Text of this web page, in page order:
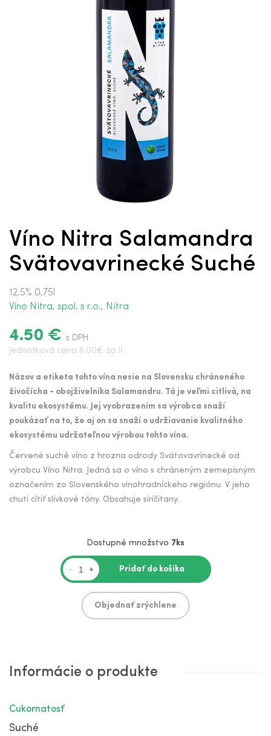
Víno Nitra Salamandra
Svätovavrinecké Suché
12,5% 0,75l
Víno Nitra, spol. s r.o., Nitra
4.50 € s DPH
Jednotková cena 6.00€ za 1l
Názov a etiketa tohto vína nesie na Slovensku chráneného
živočícha - obojživelníka Salamandru. Tá je veľmi citlivá, na
kvalitu ekosystému. Jej vyobrazením sa výrobca snaží
poukázať na to, že aj on sa snaží o udržiavanie kvalitného
ekosystému udržateľnou výrobou tohto vína.
Červené suché víno z hrozna odrody Svätovavrinecké od
výrobcu Víno Nitra. Jedná sa o víno s chráneným zemepisným
označením zo Slovenského vinohradníckeho regiónu. V jeho
chuti cítiť slivkové tóny. Obsahuje siričitany.
Dostupné množstvo 7ks
- + Pridať do košíka
Objednať zrýchlene
Informácie o produkte
Cukornatosť
Suché